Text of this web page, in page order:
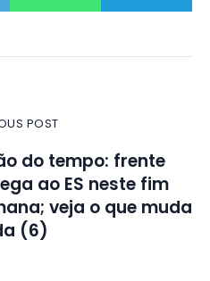
POST
do tempo: frente
ao ES neste fim
veja o que muda
(6)